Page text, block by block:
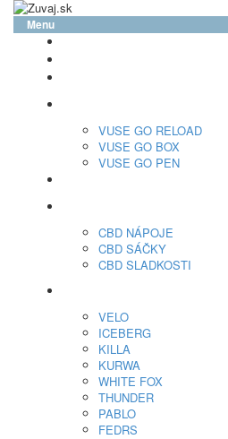
Menu
VUSE GO RELOAD
VUSE GO BOX
VUSE GO PEN
CBD NÁPOJE
CBD SÁČKY
CBD SLADKOSTI
VELO
ICEBERG
KILLA
KURWA
WHITE FOX
THUNDER
PABLO
FEDRS